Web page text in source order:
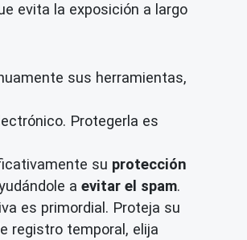
evita la exposición a largo
sus herramientas,
Protegerla es
su protección
a evitar el spam.
es primordial. Proteja su
registro temporal, elija